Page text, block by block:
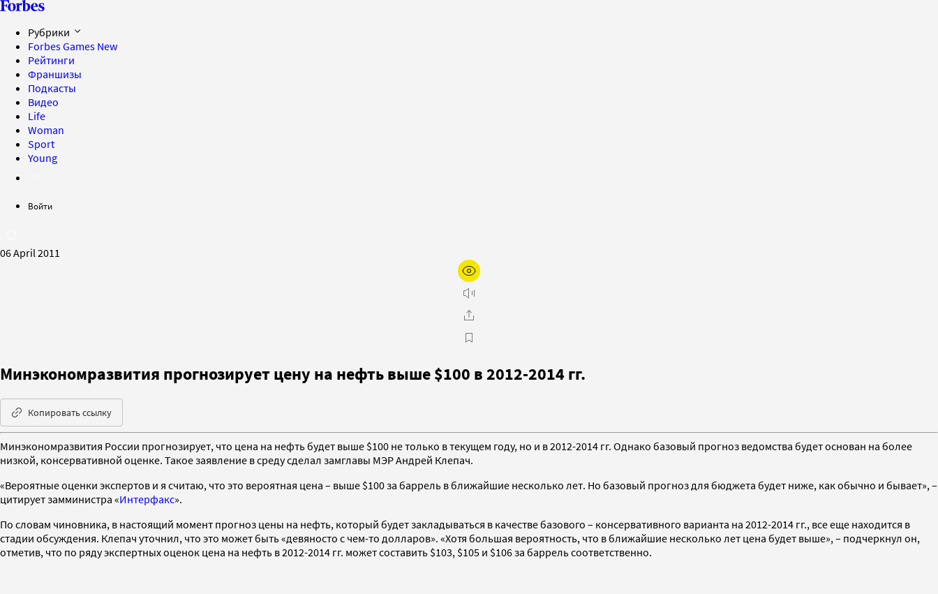
Рубрики
Forbes Games New
Рейтинги
Франшизы
Подкасты
Видео
Life
Woman
Sport
Young
Войти
06 April 2011
Минэкономразвития прогнозирует цену на нефть выше $100 в 2012-2014 гг.
Копировать ссылку
Минэкономразвития России прогнозирует, что цена на нефть будет выше $100 не только в текущем году, но и в 2012-2014 гг. Однако базовый прогноз ведомства будет основан на более
низкой, консервативной оценке. Такое заявление в среду сделал замглавы МЭР Андрей Клепач.
«Вероятные оценки экспертов и я считаю, что это вероятная цена – выше $100 за баррель в ближайшие несколько лет. Но базовый прогноз для бюджета будет ниже, как обычно и бывает», –
цитирует замминистра «Интерфакс».
По словам чиновника, в настоящий момент прогноз цены на нефть, который будет закладываться в качестве базового – консервативного варианта на 2012-2014 гг., все еще находится в
стадии обсуждения. Клепач уточнил, что это может быть «девяносто с чем-то долларов». «Хотя большая вероятность, что в ближайшие несколько лет цена будет выше», – подчеркнул он,
отметив, что по ряду экспертных оценок цена на нефть в 2012-2014 гг. может составить $103, $105 и $106 за баррель соответственно.